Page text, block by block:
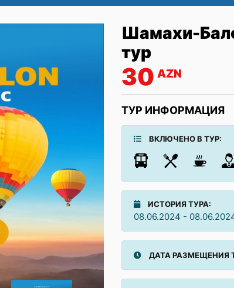
Шамахи-
тур
30 AZN
ТУР ИНФОРМАЦИЯ
ВКЛЮЧЕНО В ТУР:
ИСТОРИЯ ТУРА:
08.06.2024 -
ДАТА РАЗМЕЩЕНИЯ